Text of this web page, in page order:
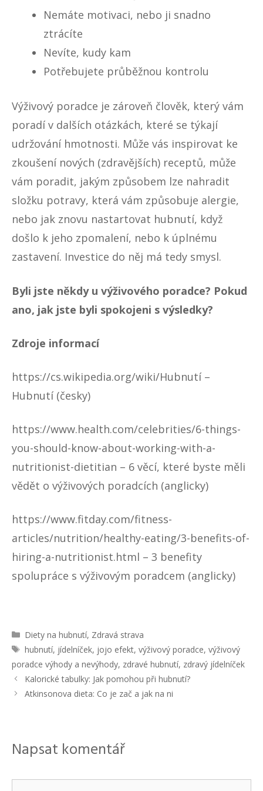
Nemáte motivaci, nebo ji snadno
ztrácíte
Nevíte, kudy kam
Potřebujete průběžnou kontrolu
Výživový poradce je zároveň člověk, který vám
poradí v dalších otázkách, které se týkají
udržování hmotnosti. Může vás inspirovat ke
zkoušení nových (zdravějších) receptů, může
vám poradit, jakým způsobem lze nahradit
složku potravy, která vám způsobuje alergie,
nebo jak znovu nastartovat hubnutí, když
došlo k jeho zpomalení, nebo k úplnému
zastavení. Investice do něj má tedy smysl.
Byli jste někdy u výživového poradce? Pokud
ano, jak jste byli spokojeni s výsledky?
Zdroje informací
https://cs.wikipedia.org/wiki/Hubnutí –
Hubnutí (česky)
https://www.health.com/celebrities/6-things-
you-should-know-about-working-with-a-
nutritionist-dietitian – 6 věcí, které byste měli
vědět o výživových poradcích (anglicky)
https://www.fitday.com/fitness-
articles/nutrition/healthy-eating/3-benefits-of-
hiring-a-nutritionist.html – 3 benefity
spolupráce s výživovým poradcem (anglicky)
R
u
r
i
k
Diety na hubnutí, Zdravá strava
Š
t
t
k
hubnutí, jídelníček, jojo efekt,výživový poradce,výživový
poradce výhody a nevýhody, zdravé hubnutí, zdravý jídelníček
N
a
c
Kalorické tabulky: Jak pomohou při hubnutí?
Atkinsonova dieta: Co je zač a jak na ni
Napsat komentář